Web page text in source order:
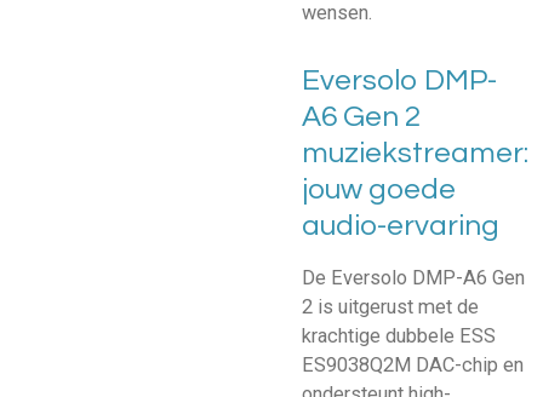
wensen.
Eversolo DMP-
A6 Gen 2
muziekstreamer:
jouw goede
audio-ervaring
De Eversolo DMP-A6 Gen
2 is uitgerust met de
krachtige dubbele ESS
ES9038Q2M DAC-chip en